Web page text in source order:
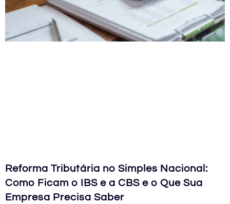
Reforma Tributária no Simples Nacional:
Como Ficam o IBS e a CBS e o Que Sua
Empresa Precisa Saber